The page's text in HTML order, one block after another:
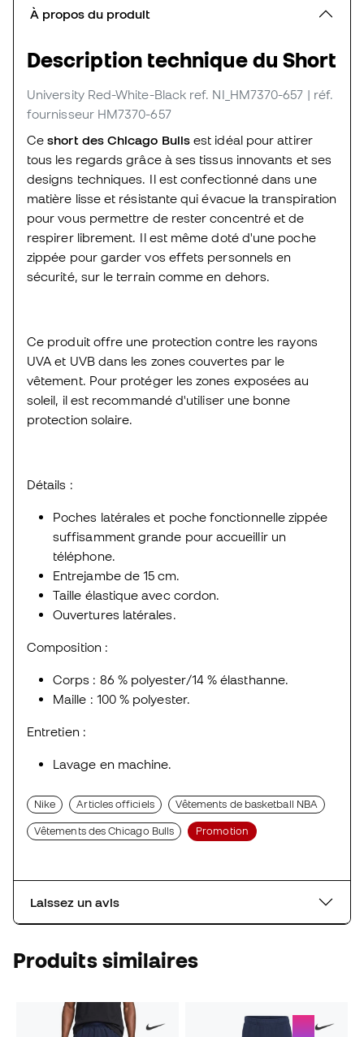
À propos du produit
Description technique du Short
University Red-White-Black ref. NI_HM7370-657 | réf.
fournisseur HM7370-657
Ce short des Chicago Bulls est idéal pour attirer
tous les regards grâce à ses tissus innovants et ses
designs techniques. Il est confectionné dans une
matière lisse et résistante qui évacue la transpiration
pour vous permettre de rester concentré et de
respirer librement. Il est même doté d'une poche
zippée pour garder vos effets personnels en
sécurité, sur le terrain comme en dehors.
Ce produit offre une protection contre les rayons
UVA et UVB dans les zones couvertes par le
vêtement. Pour protéger les zones exposées au
soleil, il est recommandé d'utiliser une bonne
protection solaire.
Détails :
Poches latérales et poche fonctionnelle zippée
suffisamment grande pour accueillir un
téléphone.
Entrejambe de 15 cm.
Taille élastique avec cordon.
Ouvertures latérales.
Composition :
Corps : 86 % polyester/14 % élasthanne.
Maille : 100 % polyester.
Entretien :
Lavage en machine.
Nike Articles officiels Vêtements de basketball NBA
Vêtements des Chicago Bulls Promotion
Laissez un avis
Produits similaires